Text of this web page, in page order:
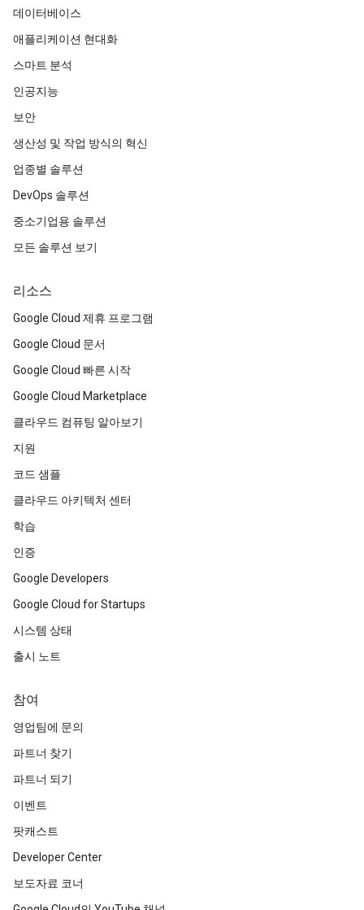
데이터베이스
애플리케이션 현대화
스마트 분석
인공지능
보안
생산성 및 작업 방식의 혁신
업종별 솔루션
DevOps 솔루션
중소기업용 솔루션
모든 솔루션 보기
리소스
Google Cloud 제휴 프로그램
Google Cloud 문서
Google Cloud 빠른 시작
Google Cloud Marketplace
클라우드 컴퓨팅 알아보기
지원
코드 샘플
클라우드 아키텍처 센터
학습
인증
Google Developers
Google Cloud for Startups
시스템 상태
출시 노트
참여
영업팀에 문의
파트너 찾기
파트너 되기
이벤트
팟캐스트
Developer Center
보도자료 코너